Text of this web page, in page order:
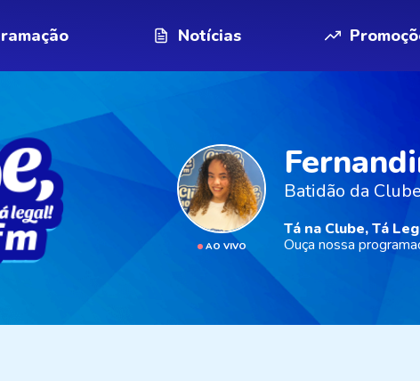
Notícias
AO VIVO
Batidão da Clube
Tá na Clube, Tá
Ouça nossa